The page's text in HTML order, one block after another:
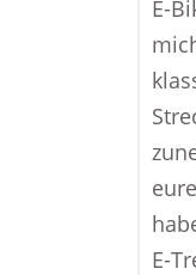
E-
E-